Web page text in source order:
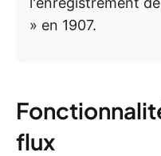
» en 1907.
flux